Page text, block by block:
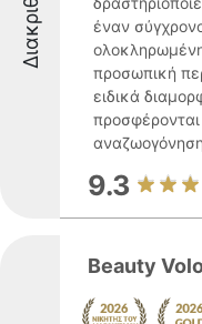
έναν
προσωπική
ειδικά
προσφέρονται
9.3
Beauty